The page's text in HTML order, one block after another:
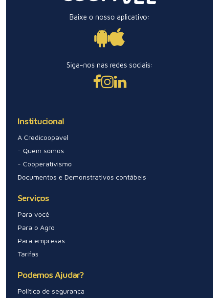
Baixe o nosso aplicativo:
Siga-nos nas redes sociais:
Institucional
A Credicoopavel
- Quem somos
- Cooperativismo
Documentos e Demonstrativos contábeis
Serviços
Para você
Para o Agro
Para empresas
Tarifas
Podemos Ajudar?
Política de segurança